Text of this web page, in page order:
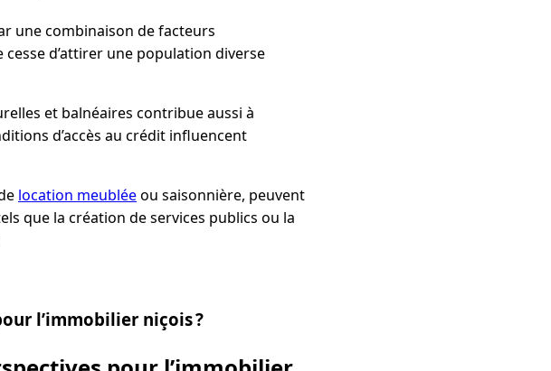
une combinaison de facteurs
d’attirer une population diverse
et balnéaires contribue aussi à
d’accès au crédit influencent
location meubléeou saisonnière, peuvent
que la création de services publics ou la
l’immobilier niçois ?